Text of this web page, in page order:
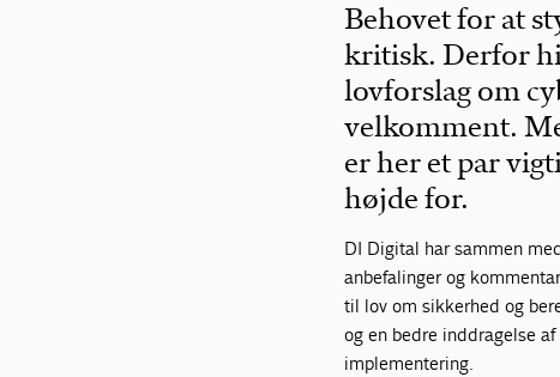
Behovet for at
kritisk. Derfor
lovforslag om
velkomment.
er her et par
højde for.
DI Digital har sammen
anbefalinger og
til lov om sikkerhed og
og en bedre inddragelse
implementering.